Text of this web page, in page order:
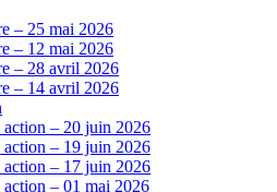
– 25 mai 2026
– 12 mai 2026
– 28 avril 2026
– 14 avril 2026
action – 20 juin 2026
action – 19 juin 2026
action – 17 juin 2026
– 01 mai 2026